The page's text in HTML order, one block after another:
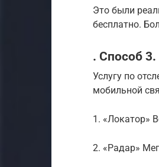
Это были
бесплатно.
. Способ
Услугу по
мобильной
1. «Локатор»
2. «Радар»